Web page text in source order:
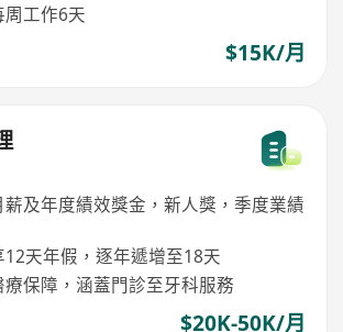
工作6天
$15K/月
及年度績效獎金，新人獎，季度業績
12天年假，逐年遞增至18天
保障，涵蓋門診至牙科服務
$20K-50K/月